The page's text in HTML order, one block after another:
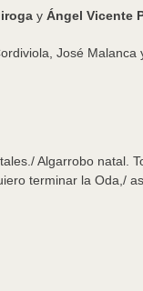
y Ángel Vicente
José Malanca
Algarrobo
terminar la Oda,/